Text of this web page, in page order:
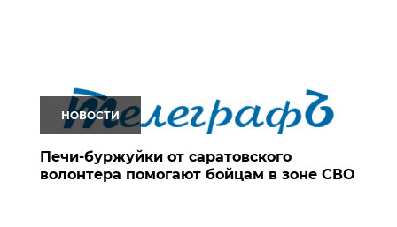
НОВОСТИ
Печи-буржуйки от саратовского
волонтера помогают бойцам в зоне СВО